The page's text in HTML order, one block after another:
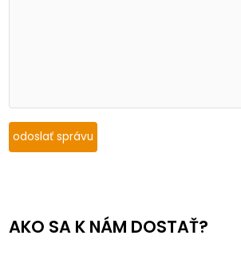
AKO SA K NÁM DOSTAŤ?